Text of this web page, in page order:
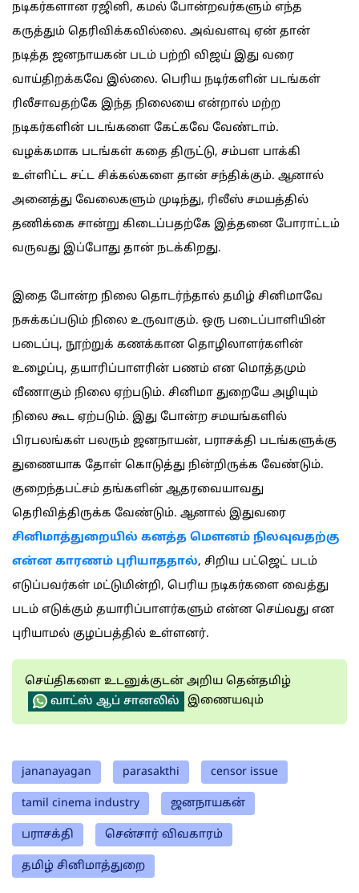
நடிகர்களான ரஜினி, கமல் போன்றவர்களும் எந்த
கருத்தும் தெரிவிக்கவில்லை. அவ்வளவு ஏன் தான்
நடித்த ஜனநாயகன் படம் பற்றி விஜய் இது வரை
வாய்திறக்கவே இல்லை. பெரிய நடிர்களின் படங்கள்
ரிலீசாவதற்கே இந்த நிலையை என்றால் மற்ற
நடிகர்களின் படங்களை கேட்கவே வேண்டாம்.
வழக்கமாக படங்கள் கதை திருட்டு, சம்பள பாக்கி
உள்ளிட்ட சட்ட சிக்கல்களை தான் சந்திக்கும். ஆனால்
அனைத்து வேலைகளும் முடிந்து, ரிலீஸ் சமயத்தில்
தணிக்கை சான்று கிடைப்பதற்கே இத்தனை போராட்டம்
வருவது இப்போது தான் நடக்கிறது.
இதை போன்ற நிலை தொடர்ந்தால் தமிழ் சினிமாவே
நசுக்கப்படும் நிலை உருவாகும். ஒரு படைப்பாளியின்
படைப்பு, நூற்றுக் கணக்கான தொழிலாளர்களின்
உழைப்பு, தயாரிப்பாளரின் பணம் என மொத்தமும்
வீணாகும் நிலை ஏற்படும். சினிமா துறையே அழியும்
நிலை கூட ஏற்படும். இது போன்ற சமயங்களில்
பிரபலங்கள் பலரும் ஜனநாயன், பராசக்தி படங்களுக்கு
துணையாக தோள் கொடுத்து நின்றிருக்க வேண்டும்.
குறைந்தபட்சம் தங்களின் ஆதரவையாவது
தெரிவித்திருக்க வேண்டும். ஆனால் இதுவரை
சினிமாத்துறையில் கனத்த மெளனம் நிலவுவதற்கு
என்ன காரணம் புரியாததால், சிறிய பட்ஜெட் படம்
எடுப்பவர்கள் மட்டுமின்றி, பெரிய நடிகர்களை வைத்து
படம் எடுக்கும் தயாரிப்பாளர்களும் என்ன செய்வது என
புரியாமல் குழப்பத்தில் உள்ளனர்.
செய்திகளை உடனுக்குடன் அறிய தென்தமிழ்
வாட்ஸ் ஆப் சானலில்
இணையவும்
jananayagan parasakthi censor issue
tamil cinema industry ஜனநாயகன்
பராசக்தி சென்சார் விவகாரம்
தமிழ் சினிமாத்துறை